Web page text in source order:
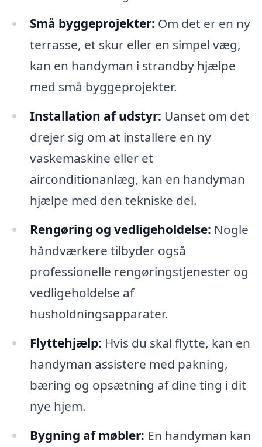
Små byggeprojekter: Om det er en ny
terrasse, et skur eller en simpel væg,
kan en handyman i strandby hjælpe
med små byggeprojekter.
Installation af udstyr: Uanset om det
drejer sig om at installere en ny
vaskemaskine eller et
airconditionanlæg, kan en handyman
hjælpe med den tekniske del.
Rengøring og vedligeholdelse: Nogle
håndværkere tilbyder også
professionelle rengøringstjenester og
vedligeholdelse af
husholdningsapparater.
Flyttehjælp: Hvis du skal flytte, kan en
handyman assistere med pakning,
bæring og opsætning af dine ting i dit
nye hjem.
Bygning af møbler: En handyman kan